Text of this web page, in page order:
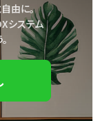
由に。
システム